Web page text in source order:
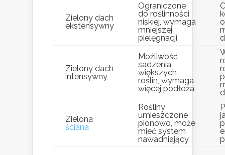
Zielony dach
ekstensywny
Ograniczone
do roślinności
niskiej, wymaga
mniejszej
pielęgnacji
Zielony dach
intensywny
Możliwość
sadzenia
większych
roślin, wymaga
więcej podłoża
Zielona
ściana
Rośliny
umieszczone
pionowo, może
mieć system
nawadniający